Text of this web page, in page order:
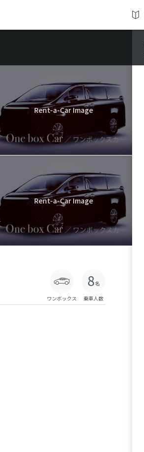
Rent-a-Car Image
Rent-a-Car Image
ワンボックス 乗車人数